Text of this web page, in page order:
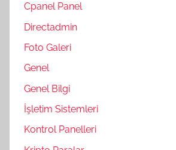
Cpanel Panel
Directadmin
Foto Galeri
Genel
Genel Bilgi
İşletim Sistemleri
Kontrol Panelleri